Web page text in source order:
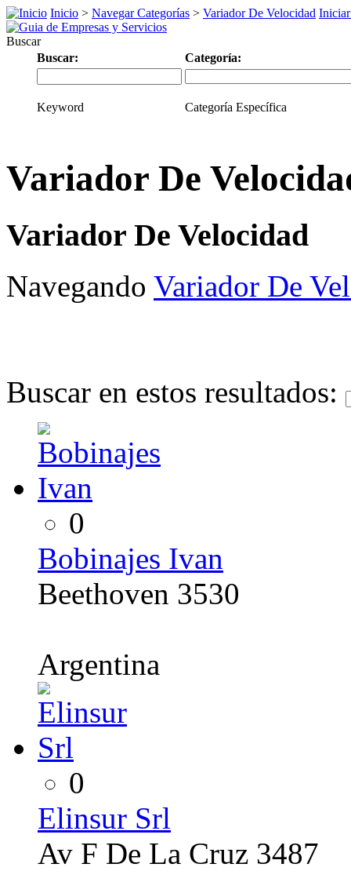
Inicio > Navegar Categorías > Variador De Velocidad Iniciar
Buscar
Buscar:
Categoría:
Keyword Categoría Específica
Variador De
Variador De Velocidad
Navegando Variador De
Buscar en estos resultados:
0
Bobinajes Ivan
Beethoven 3530
Argentina
0
Elinsur Srl
Av F De La Cruz 3487